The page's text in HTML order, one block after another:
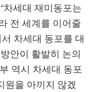
차세대 재미동포는
전 세계를 이어줄
차세대 동포를 대
안이 활발히 논의
역시 차세대 동포
원을 아끼지 않겠